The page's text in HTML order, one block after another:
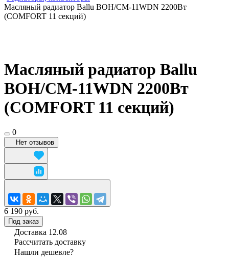
Масляный радиатор Ballu BOH/CM-11WDN 2200Вт
(COMFORT 11 секций)
Масляный радиатор Ballu
BOH/CM-11WDN 2200Вт
(COMFORT 11 секций)
0
Нет отзывов
6 190 руб.
Под заказ
Доставка 12.08
Рассчитать доставку
Нашли дешевле?